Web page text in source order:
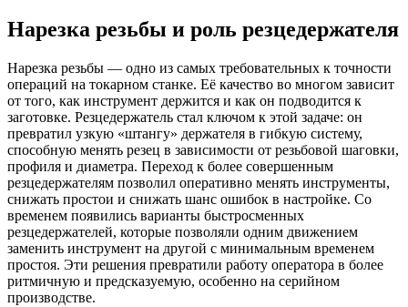
Нарезка резьбы и роль резцедержателя
Нарезка резьбы — одно из самых требовательных к точности
операций на токарном станке. Её качество во многом зависит
от того, как инструмент держится и как он подводится к
заготовке. Резцедержатель стал ключом к этой задаче: он
превратил узкую «штангу» держателя в гибкую систему,
способную менять резец в зависимости от резьбовой шаговки,
профиля и диаметра. Переход к более совершенным
резцедержателям позволил оперативно менять инструменты,
снижать простои и снижать шанс ошибок в настройке. Со
временем появились варианты быстросменных
резцедержателей, которые позволяли одним движением
заменить инструмент на другой с минимальным временем
простоя. Эти решения превратили работу оператора в более
ритмичную и предсказуемую, особенно на серийном
производстве.